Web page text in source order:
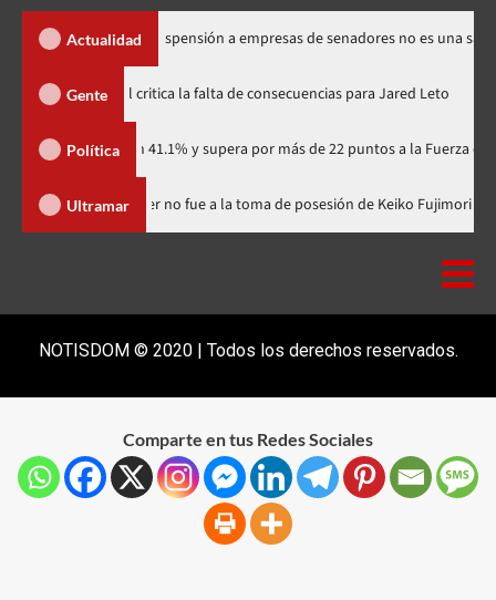
Actualidad
Santos dice suspensión a empresas de senadores no es una sanción
Gente
Directora de documental critica la falta de consecuencias para
Política
con 41.1% y supera por más de 22 puntos a la Fuerza del Pueblo
Ultramar Luis Abinader no fue a la toma de posesión de
NOTISDOM © 2020 | Todos los derechos reservados.
Comparte en tus Redes Sociales